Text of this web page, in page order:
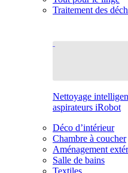
Traitement des
Nettoyage
aspirateurs iRobot
Déco d’intérieur
Chambre à coucher
Aménagement
Salle de bains
Textiles